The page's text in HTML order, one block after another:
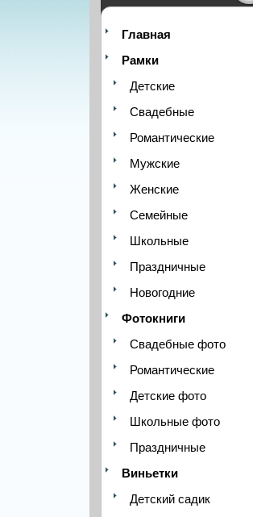
Главная
Рамки
Детские
Свадебные
Романтические
Мужские
Женские
Семейные
Школьные
Праздничные
Новогодние
Фотокниги
Свадебные фото
Романтические
Детские фото
Школьные фото
Праздничные
Виньетки
Детский садик